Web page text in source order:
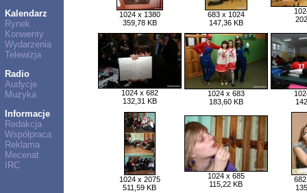
Kalendarz
Rynek
Konwenty
Wydarzenia
Telewizja
Radio
Audycje
Muzyka
Informacje
Redakcja
Współpraca
Reklama
Mecenat
IRC
1024 x 1380
359,78 KB
683 x 1024
147,36 KB
1024 x 682
132,31 KB
1024 x 683
183,60 KB
1024 x 2075
511,59 KB
1024 x 685
115,22 KB